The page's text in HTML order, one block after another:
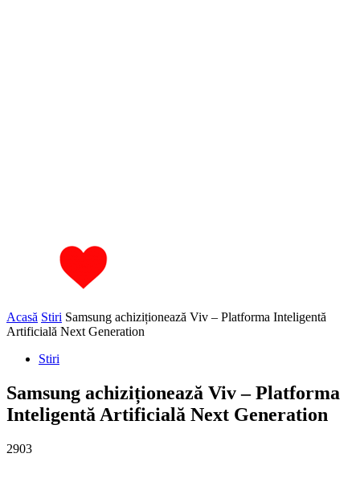
Acasă Stiri Samsung achiziționează Viv – Platforma Inteligentă
Artificială Next Generation
Stiri
Samsung achiziționează Viv – Platforma
Inteligentă Artificială Next Generation
2903